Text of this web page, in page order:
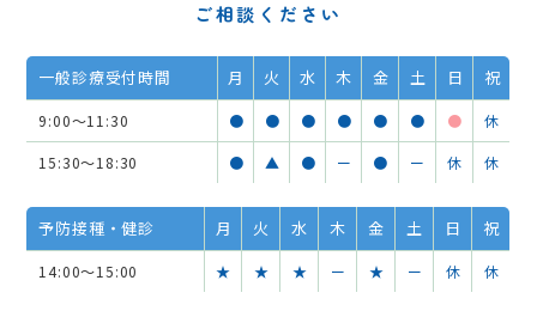
ご相談ください
一般診療受付時間 月 火 水 木 金 土 日 祝
9:00～11:30 ● ● ● ● ● ● ● 休
15:30～18:30 ● ▲ ● ー ● ー 休 休
予防接種・健診 月 火 水 木 金 土 日 祝
14:00～15:00 ★ ★ ★ ー ★ ー 休 休